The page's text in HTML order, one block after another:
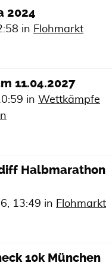
2024
in Flohmarkt
11.04.2027
in Wettkämpfe
Halbmarathon
13:49 in Flohmarkt
10k München